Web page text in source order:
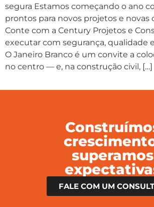
segura Estamos começando o ano
prontos para novos projetos e novas
Conte com a Century Projetos e
executar com segurança, qualidade
O Janeiro Branco é um convite a
no centro — e, na construção civil, […]
superamos
FALE COM UM